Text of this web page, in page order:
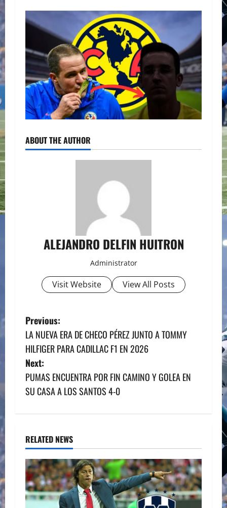
ABOUT THE AUTHOR
ALEJANDRO DELFIN HUITRON
Administrator
Visit Website View All Posts
P
o
s
t
v
i
g
Previous:
LA NUEVA ERA DE CHECO PÉREZ JUNTO A TOMMY
HILFIGER PARA CADILLAC F1 EN 2026
Next:
PUMAS ENCUENTRA POR FIN CAMINO Y GOLEA EN
SU CASA A LOS SANTOS 4-0
RELATED NEWS